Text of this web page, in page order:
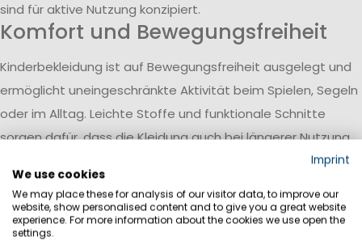
sind für aktive Nutzung konzipiert.
Komfort und Bewegungsfreiheit
Kinderbekleidung ist auf Bewegungsfreiheit ausgelegt und
ermöglicht uneingeschränkte Aktivität beim Spielen, Segeln
oder im Alltag. Leichte Stoffe und funktionale Schnitte
sorgen dafür, dass die Kleidung auch bei längerer Nutzung
Ergänzung der bestehenden
Ausrüstung
Die reduzierten Artikel eignen sich, um vorhandene
Imprint
We use cookies
We may place these for analysis of our visitor data, to improve our
website, show personalised content and to give you a great website
experience. For more information about the cookies we use open the
settings.